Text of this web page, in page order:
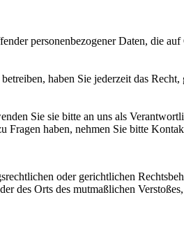
personenbezogener Daten, die
haben Sie jederzeit das
Sie sie bitte an uns als
Fragen haben, nehmen Sie bitte
oder gerichtlichen
des Orts des mutmaßlichen